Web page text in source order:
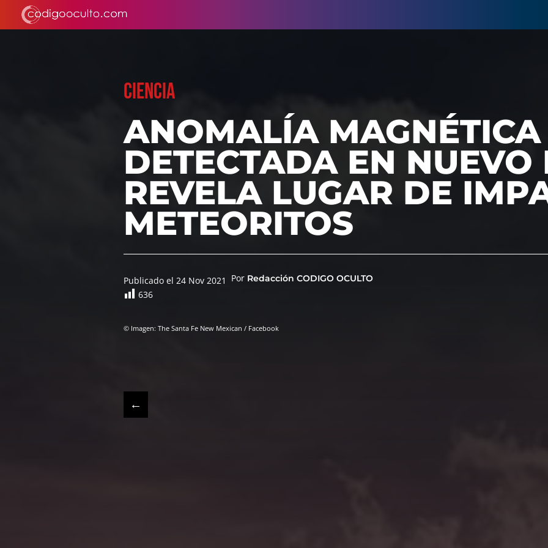
CIENCIA
ANOMALÍA MAGNÉTICA
DETECTADA EN NUEVO
REVELA LUGAR DE
METEORITOS
Publicado el 24 Nov 2021 Por Redacción CODIGO OCULTO
636
© Imagen: The Santa Fe New Mexican / Facebook
←